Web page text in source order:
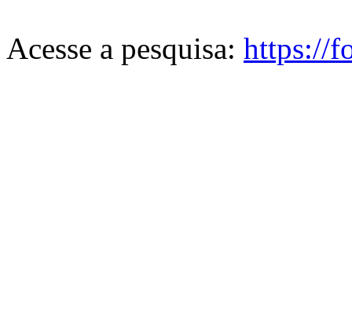
Acesse a pesquisa: https://